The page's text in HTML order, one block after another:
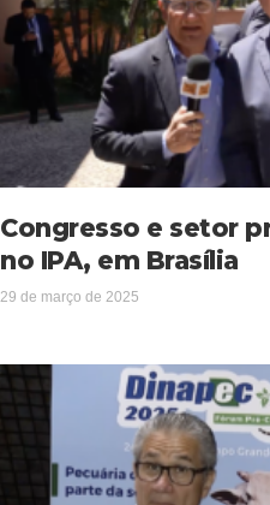
Congresso e setor
no IPA, em Brasília
29 de março de 2025